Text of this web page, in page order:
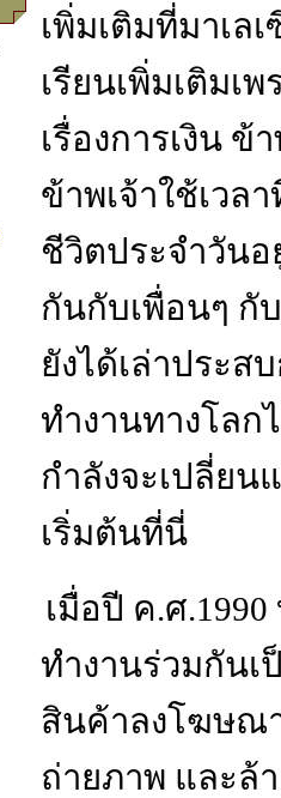
เพิ่มเติมที่มาเล
เรียนเพิ่มเติมเ
เรื่องการเงิน ข้
ข้าพเจ้าใช้เวล
ชีวิตประจำวัน
กันกับเพื่อนๆ กั
ยังได้เล่าประ
ทำงานทางโลก
กำลังจะเปลี่ยน
เริ่มต้นที่นี่
เมื่อปี ค.ศ.1990
ทำงานร่วมกันเ
สินค้าลงโฆษณ
ถ่ายภาพ และล้